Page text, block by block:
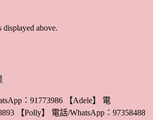
displayed above.
：91773986 【Adele】 電
【Polly】 電話/WhatsApp：97358488